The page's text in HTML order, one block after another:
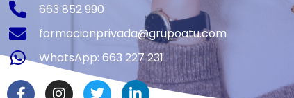
663 852 990
formacionprivada@grupoatu.com
WhatsApp: 663 227 231